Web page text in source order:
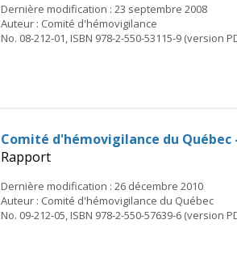
Dernière modification : 23 septembre 2008
Auteur : Comité d'hémovigilance
No. 08-212-01, ISBN 978-2-550-53115-9 (version
Comité d'hémovigilance du Québec
Rapport
Dernière modification : 26 décembre 2010
Auteur : Comité d'hémovigilance du Québec
No. 09-212-05, ISBN 978-2-550-57639-6 (version